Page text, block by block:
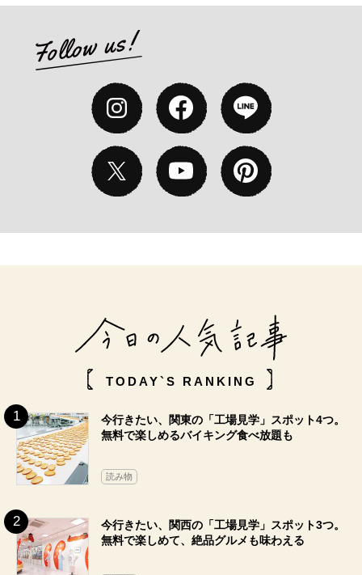
TODAY`S RANKING
今行きたい、関東の「工場見学」スポット4つ。
無料で楽しめるバイキング食べ放題も
読み物
今行きたい、関西の「工場見学」スポット3つ。
無料で楽しめて、絶品グルメも味わえる